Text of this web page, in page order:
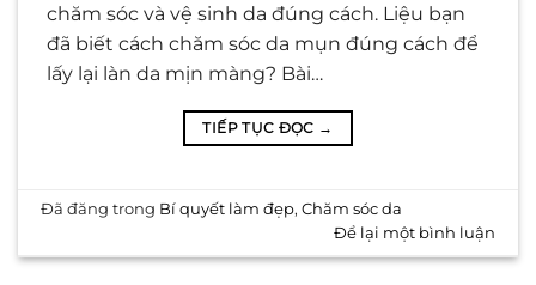
chăm sóc và vệ sinh da đúng cách. Liệu bạn
đã biết cách chăm sóc da mụn đúng cách để
lấy lại làn da mịn màng? Bài…
TIẾP TỤC ĐỌC →
Đã đăng trong Bí quyết làm đẹp,Chăm sóc da
Để lại một bình luận